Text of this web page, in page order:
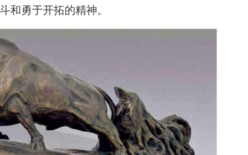
和勇于开拓的精神。